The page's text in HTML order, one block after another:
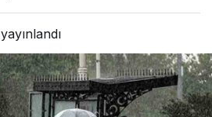
yayınlandı